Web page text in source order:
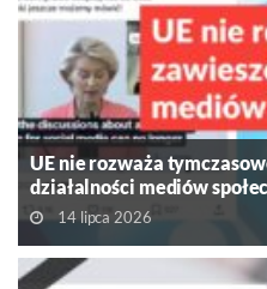
UE nie rozważa
działalności mediów
14 lipca 2026